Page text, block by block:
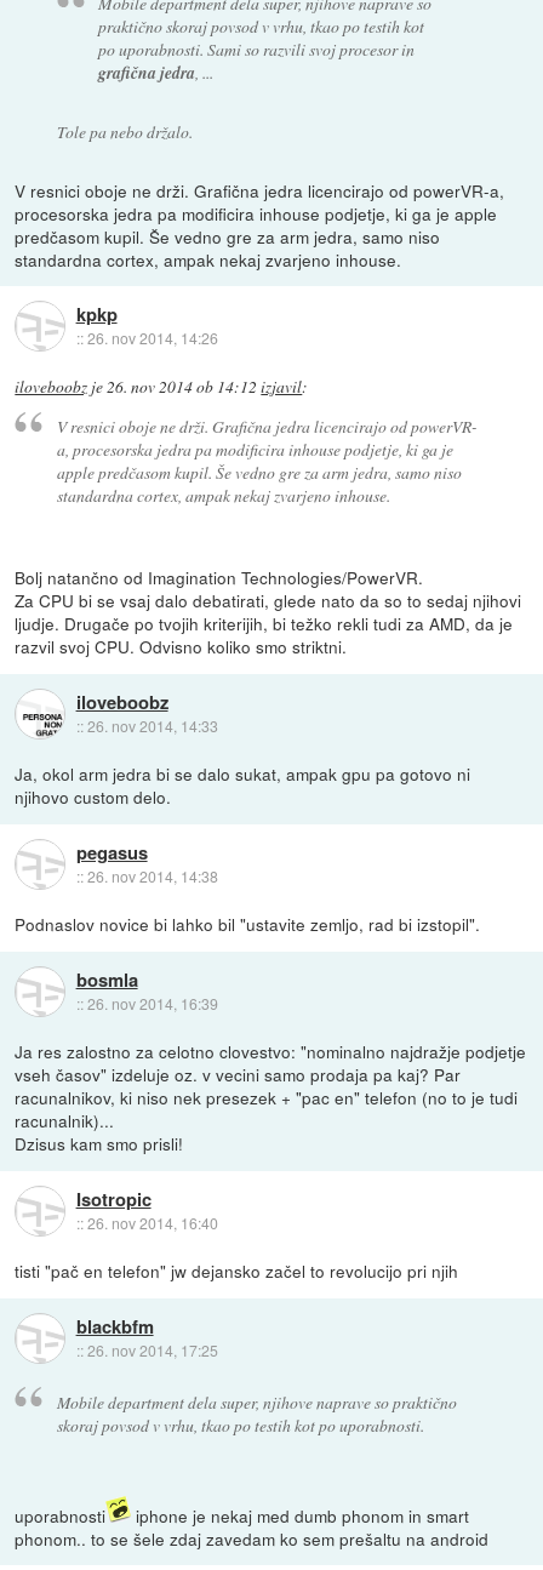
praktično skoraj povsod v vrhu, tkao po testih kot
po uporabnosti. Sami so razvili svoj procesor in
grafična jedra , ...
Tole pa nebo držalo.
V resnici oboje ne drži. Grafična jedra licencirajo od powerVR-a,
procesorska jedra pa modificira inhouse podjetje, ki ga je apple
predčasom kupil. Še vedno gre za arm jedra, samo niso
standardna cortex, ampak nekaj zvarjeno inhouse.
kpkp
::26. nov 2014, 14:26
iloveboobz je26. nov 2014 ob 14:12 izjavil:
V resnici oboje ne drži. Grafična jedra licencirajo od powerVR-
a, procesorska jedra pa modificira inhouse podjetje, ki ga je
apple predčasom kupil. Še vedno gre za arm jedra, samo niso
standardna cortex, ampak nekaj zvarjeno inhouse.
Bolj natančno od Imagination Technologies/PowerVR.
Za CPU bi se vsaj dalo debatirati, glede nato da so to sedaj njihovi
ljudje. Drugače po tvojih kriterijih, bi težko rekli tudi za AMD, da je
razvil svoj CPU. Odvisno koliko smo striktni.
iloveboobz
::26. nov 2014, 14:33
Ja, okol arm jedra bi se dalo sukat, ampak gpu pa gotovo ni
njihovo custom delo.
pegasus
::26. nov 2014, 14:38
Podnaslov novice bi lahko bil "ustavite zemljo, rad bi izstopil".
bosmla
::26. nov 2014, 16:39
Ja res zalostno za celotno clovestvo: "nominalno najdražje podjetje
vseh časov" izdeluje oz. v vecini samo prodaja pa kaj? Par
racunalnikov, ki niso nek presezek + "pac en" telefon (no to je tudi
racunalnik)...
Dzisus kam smo prisli!
Isotropic
::26. nov 2014, 16:40
tisti "pač en telefon" jw dejansko začel to revolucijo pri njih
blackbfm
::26. nov 2014, 17:25
Mobile department dela super, njihove naprave so praktično
skoraj povsod v vrhu, tkao po testih kot po uporabnosti.
uporabnosti
iphone je nekaj med dumb phonom in smart
phonom.. to se šele zdaj zavedam ko sem prešaltu na android